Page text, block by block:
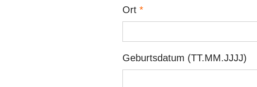
Ort *
Geburtsdatum (TT.MM.JJJJ)